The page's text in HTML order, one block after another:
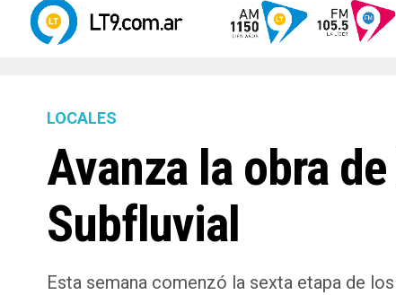
LOCALES
Avanza la obra
Subfluvial
Esta semana comenzó la sexta etapa de